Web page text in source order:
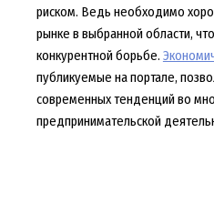
риском. Ведь необходимо
рынке в выбранной области,
конкурентной борьбе.
публикуемые на портале,
современных тенденций во
предпринимательской